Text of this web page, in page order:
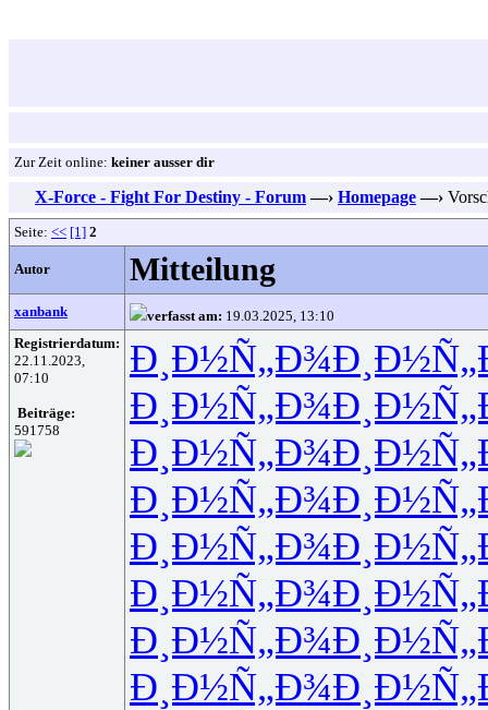
Zur Zeit online: keiner ausser dir
X-Force - Fight For Destiny - Forum —› Homepage —›
Seite: << [1] 2
Autor Mitteilung
xanbank verfasst am: 19.03.2025, 13:10
Registrierdatum:
22.11.2023,
07:10
Beiträge:
591758
Ð¸Ð½Ñ„Ð¾
Ð¸Ð½Ñ„Ð¾
Ð¸Ð½Ñ„Ð¾
Ð¸Ð½Ñ„Ð¾
Ð¸Ð½Ñ„Ð¾
Ð¸Ð½Ñ„Ð¾
Ð¸Ð½Ñ„Ð¾
Ð¸Ð½Ñ„Ð¾